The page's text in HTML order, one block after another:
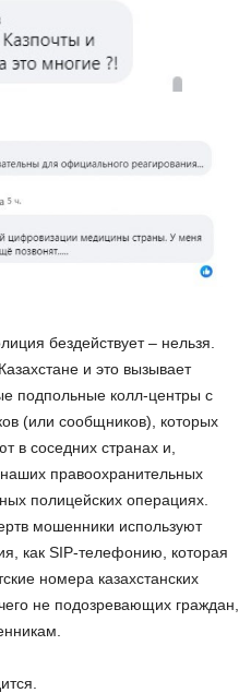
бездействует – нельзя.
и это вызывает
подпольные колл-центры с
(или сообщников), которых
в соседних странах и,
правоохранительных
полицейских операциях.
мошенники используют
как SIP-телефонию, которая
номера казахстанских
не подозревающих граждан,